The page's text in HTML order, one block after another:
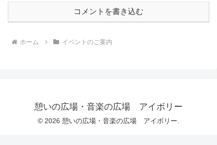
コメントを書き込む
ホーム イベントのご案内
憩いの広場・音楽の広場 アイボリー
© 2026 憩いの広場・音楽の広場 アイボリー.